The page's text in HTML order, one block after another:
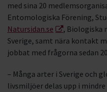
med sina 20
Entomologiska Förening,
Natursidan.se
, Biologiska
Sverige, samt nära kontakt
jobbat med frågorna sedan
– Många arter i Sverige och
livsmiljöer delas upp i